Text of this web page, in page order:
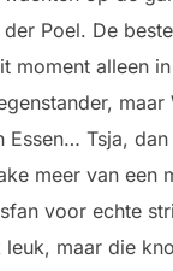
Poel. De
moment alleen
maar
Essen… Tsja,
meer van een
voor echte
leuk, maar die